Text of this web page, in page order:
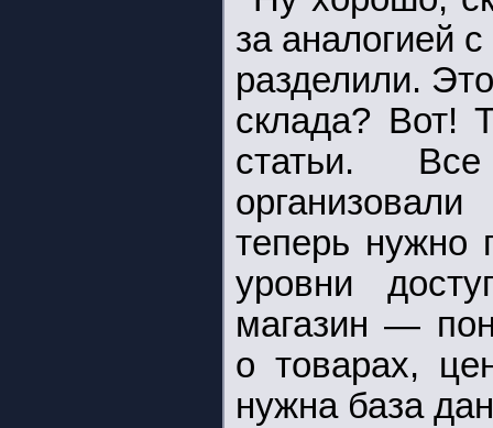
за аналогией
разделили.
склада? Вот!
статьи.
теперь нужно
уровни
магазин —
о товарах,
нужна база